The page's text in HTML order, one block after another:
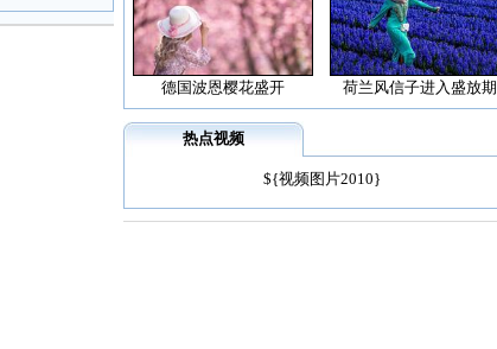
德国波恩樱花盛开 荷兰风信子进入盛放期
热点视频
${视频图片2010}